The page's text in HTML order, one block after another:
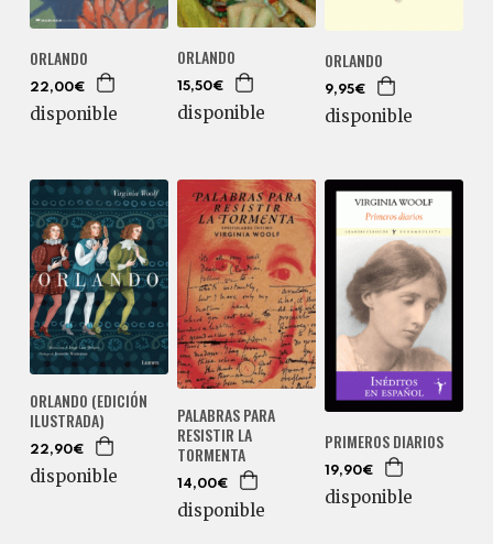
ORLANDO
22,00€
disponible
ORLANDO
15,50€
disponible
ORLANDO
9,95€
disponible
ORLANDO (EDICIÓN
ILUSTRADA)
22,90€
disponible
PALABRAS PARA
RESISTIR LA
TORMENTA
14,00€
disponible
PRIMEROS DIARIOS
19,90€
disponible